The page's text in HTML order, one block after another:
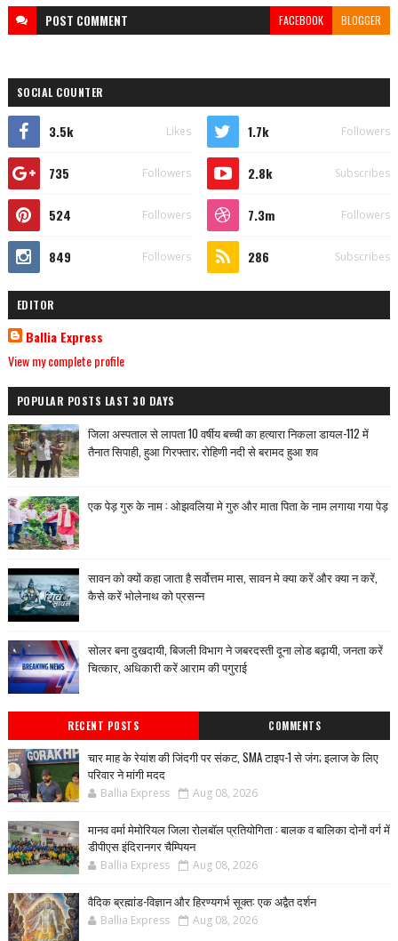
POST COMMENT FACEBOOK BLOGGER
SOCIAL COUNTER
3.5k Likes 1.7k Followers
735 Followers 2.8k Subscribes
524 Followers 7.3m Followers
849 Followers 286 Subscribes
EDITOR
Ballia Express
View my complete profile
POPULAR POSTS LAST 30 DAYS
जिला अस्पताल से लापता 10 वर्षीय बच्ची का हत्यारा निकला डायल-112 में
तैनात सिपाही, हुआ गिरफ्तार; रोहिणी नदी से बरामद हुआ शव
एक पेड़ गुरु के नाम : ओझवलिया मे गुरु और माता पिता के नाम लगाया गया पेड़
सावन को क्यों कहा जाता है सर्वोत्तम मास, सावन मे क्या करें और क्या न करें,
कैसे करें भोलेनाथ को प्रसन्न
सोलर बना दुखदायी, बिजली विभाग ने जबरदस्ती दूना लोड बढ़ायी, जनता करें
चित्कार, अधिकारी करें आराम की पगुराई
RECENT POSTS COMMENTS
चार माह के रेयांश की जिंदगी पर संकट, SMA टाइप-1 से जंग; इलाज के लिए
परिवार ने मांगी मदद
Ballia Express Aug 08, 2026
मानव वर्मा मेमोरियल जिला रोलबॉल प्रतियोगिता : बालक व बालिका दोनों वर्ग में
डीपीएस इंदिरानगर चैम्पियन
Ballia Express Aug 08, 2026
वैदिक ब्रह्मांड-विज्ञान और हिरण्यगर्भ सूक्त: एक अद्वैत दर्शन
Ballia Express Aug 08, 2026